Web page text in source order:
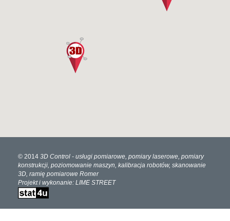
© 2014 3D Control - usługi pomiarowe, pomiary laserowe, pomiary
konstrukcji, poziomowanie maszyn, kalibracja robotów, skanowanie
3D, ramię pomiarowe Romer
Projekt i wykonanie: LIME STREET